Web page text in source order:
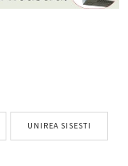
UNIREA SISESTI